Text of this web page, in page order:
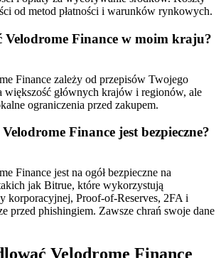
od metod płatności i warunków rynkowych.
Velodrome Finance w moim kraju?
Finance zależy od przepisów Twojego
większość głównych krajów i regionów, ale
ograniczenia przed zakupem.
Finance jest bezpieczne?
Finance jest na ogół bezpieczne na
jak Bitrue, które wykorzystują
korporacyjnej, Proof-of-Reserves, 2FA i
przed phishingiem. Zawsze chrań swoje dane
Velodrome Finance